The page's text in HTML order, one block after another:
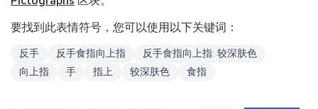
要找到此表情符号，您可以使用以下关键词：
反手 反手食指向上指
反手食指向上指: 较深肤色
向上指
手 指上 较深肤色 食指